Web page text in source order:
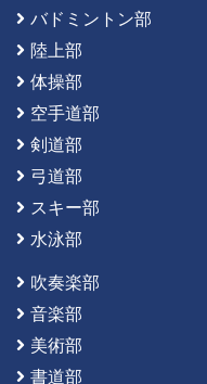
バドミントン部
陸上部
体操部
空手道部
剣道部
弓道部
スキー部
水泳部
吹奏楽部
音楽部
美術部
書道部